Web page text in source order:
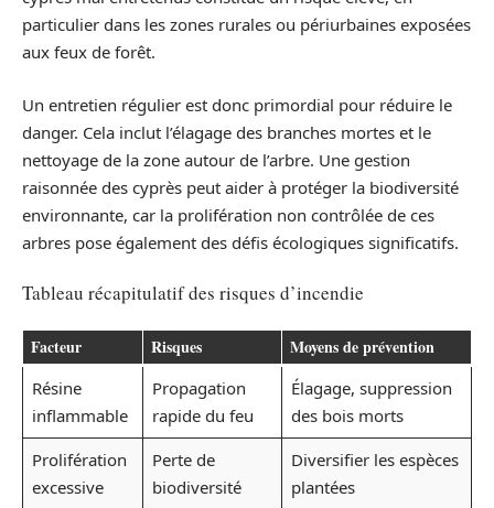
particulier dans les zones rurales ou périurbaines exposées
aux feux de forêt.
Un entretien régulier est donc primordial pour réduire le
danger. Cela inclut l’élagage des branches mortes et le
nettoyage de la zone autour de l’arbre. Une gestion
raisonnée des cyprès peut aider à protéger la biodiversité
environnante, car la prolifération non contrôlée de ces
arbres pose également des défis écologiques significatifs.
Tableau récapitulatif des risques d’incendie
Facteur Risques Moyens de prévention
Résine
inflammable
Propagation
rapide du feu
Élagage, suppression
des bois morts
Prolifération
excessive
Perte de
biodiversité
Diversifier les espèces
plantées